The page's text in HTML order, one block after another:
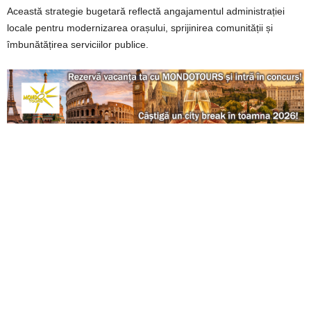
Această strategie bugetară reflectă angajamentul administrației
locale pentru modernizarea orașului, sprijinirea comunității și
îmbunătățirea serviciilor publice.